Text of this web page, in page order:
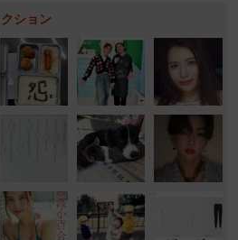
ション